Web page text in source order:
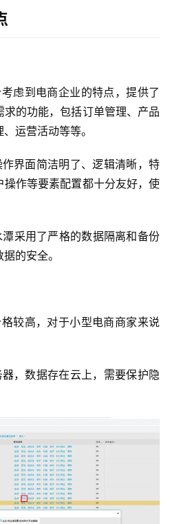
虑到电商企业的特点，提供了
的功能，包括订单管理、产品
运营活动等等。
界面简洁明了、逻辑清晰，特
作等要素配置都十分友好，使
潭采用了严格的数据隔离和备份
的安全。
较高，对于小型电商商家来说
，数据存在云上，需要保护隐